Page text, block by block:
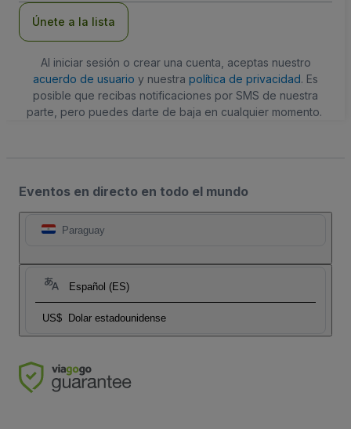
Únete a la lista
Al iniciar sesión o crear una cuenta, aceptas nuestro
acuerdo de usuario y nuestra política de privacidad. Es
posible que recibas notificaciones por SMS de nuestra
parte, pero puedes darte de baja en cualquier momento.
Eventos en directo en todo el mundo
Paraguay
Español (ES)
US$ Dolar estadounidense